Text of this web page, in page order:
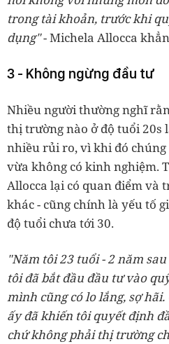
trong tài khoản, trước khi
dụng"- Michela Allocca
3 - Không ngừng đầu tư
Nhiều người thường nghĩ
thị trường nào ở độ tuổi 20s
nhiều rủi ro, vì khi đó
vừa không có kinh nghiệm.
Allocca lại có quan điểm và
khác - cũng chính là yếu tố
độ tuổi chưa tới 30.
"Năm tôi 23 tuổi - 2 năm
tôi đã bắt đầu đầu tư vào
mình cũng có lo lắng, sợ
ấy đã khiến tôi quyết định
chứ không phải thị trường